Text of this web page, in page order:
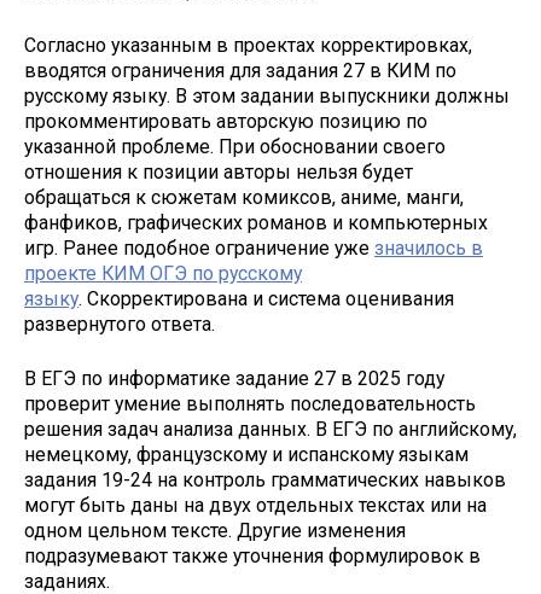
Согласно указанным в проектах корректировках,
вводятся ограничения для задания 27 в КИМ по
русскому языку. В этом задании выпускники должны
прокомментировать авторскую позицию по
указанной проблеме. При обосновании своего
отношения к позиции авторы нельзя будет
обращаться к сюжетам комиксов, аниме, манги,
фанфиков, графических романов и компьютерных
игр. Ранее подобное ограничение уже значилось в
проекте КИМ ОГЭ по русскому
языку. Скорректирована и система оценивания
развернутого ответа.
В ЕГЭ по информатике задание 27 в 2025 году
проверит умение выполнять последовательность
решения задач анализа данных. В ЕГЭ по английскому,
немецкому, французскому и испанскому языкам
задания 19-24 на контроль грамматических навыков
могут быть даны на двух отдельных текстах или на
одном цельном тексте. Другие изменения
подразумевают также уточнения формулировок в
заданиях.